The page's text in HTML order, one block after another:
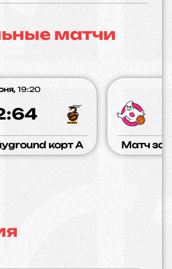
матчи
19:20
корт A Матч за